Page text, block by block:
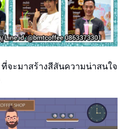
ที่จะมาสร้างสีสันความน่าสนใจ